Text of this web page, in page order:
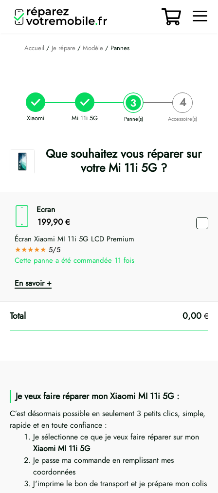
contenu
Accueil / Je répare / Modèle / Pannes
Xiaomi Mi 11i 5G Panne(s) Accessoire(s)
Que souhaitez vous réparer sur
votre Mi 11i 5G ?
Ecran
199,90 €
Écran Xiaomi MI 11i 5G LCD Premium
★★★★★ 5/5
Cette panne a été commandée 11 fois
En savoir +
0,00 €
Je veux faire réparer mon Xiaomi MI 11i 5G :
C’est désormais possible en seulement 3 petits clics, simple,
rapide et en toute confiance :
Je sélectionne ce que je veux faire réparer sur mon
Xiaomi MI 11i 5G
Je passe ma commande en remplissant mes
coordonnées
J'imprime le bon de transport et je prépare mon colis